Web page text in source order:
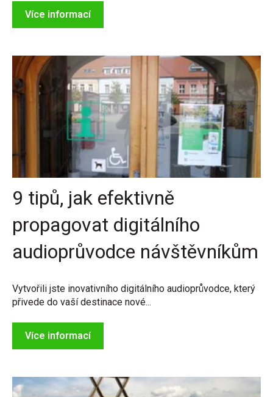
Více informací
9 tipů, jak efektivně
propagovat digitálního
audioprůvodce návštěvníkům
Vytvořili jste inovativního digitálního audioprůvodce, který
přivede do vaší destinace nové...
Více informací